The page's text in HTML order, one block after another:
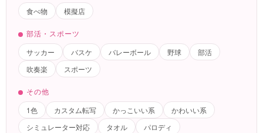
食べ物
模擬店
部活・スポーツ
サッカー
バスケ バレーボール 野球
部活
吹奏楽
スポーツ
その他
1色
カスタム転写 かっこいい系
かわいい系
シミュレーター対応
タオル
パロディ